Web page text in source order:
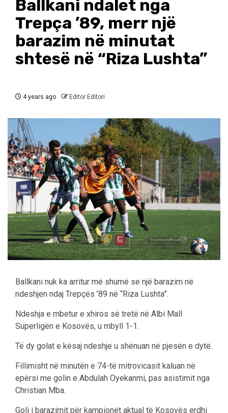
Ballkani ndalet nga
Trepça ’89, merr një
barazim në minutat
shtesë në “Riza Lushta”
4 years ago Editor Editori
Ballkani nuk ka arritur më shumë se një barazim në
ndeshjen ndaj Trepçës ’89 në “Riza Lushta”.
Ndeshja e mbetur e xhiros së tretë në Albi Mall
Superligën e Kosovës, u mbyll 1-1.
Të dy golat e kësaj ndeshje u shënuan në pjesën e dytë.
Fillimisht në minutën e 74-të mitrovicasit kaluan në
epërsi me golin e Abdulah Oyekanmi, pas asistimit nga
Christian Mba.
Goli i barazimit për kampionët aktual të Kosovës erdhi